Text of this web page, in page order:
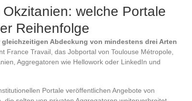
welche Portale
Reihenfolge
Abdeckung von mindestens drei Arten
France Travail, das Jobportal von Toulouse Métropole,
Aggregatoren wie Hellowork oder LinkedIn und
Portale veröffentlichen Angebote von